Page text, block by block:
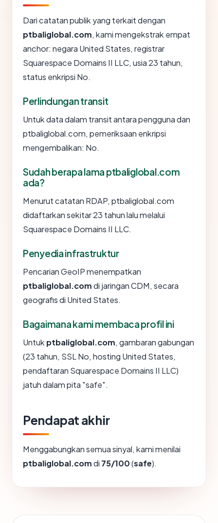
Dari catatan publik yang terkait dengan
ptbaliglobal.com, kami mengekstrak empat
anchor: negara United States, registrar
Squarespace Domains II LLC, usia 23 tahun,
status enkripsi No.
Perlindungan transit
Untuk data dalam transit antara pengguna dan
ptbaliglobal.com, pemeriksaan enkripsi
mengembalikan: No.
Sudah berapa lama ptbaliglobal.com
ada?
Menurut catatan RDAP, ptbaliglobal.com
didaftarkan sekitar 23 tahun lalu melalui
Squarespace Domains II LLC.
Penyedia infrastruktur
Pencarian GeoIP menempatkan
ptbaliglobal.comdi jaringan CDM, secara
geografis di United States.
Bagaimana kami membaca profil ini
Untuk ptbaliglobal.com, gambaran gabungan
(23 tahun, SSL No, hosting United States,
pendaftaran Squarespace Domains II LLC)
jatuh dalam pita "safe".
Pendapat akhir
Menggabungkan semua sinyal, kami menilai
ptbaliglobal.comdi 75/100(safe).